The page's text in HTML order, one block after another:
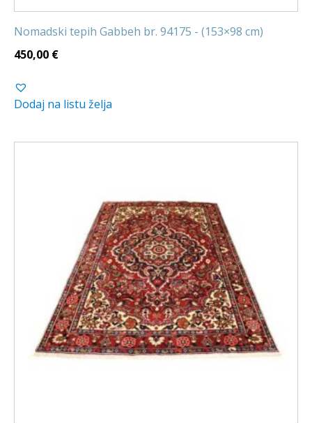
Nomadski tepih Gabbeh br. 94175 - (153×98 cm)
450,00 €
Dodaj na listu želja